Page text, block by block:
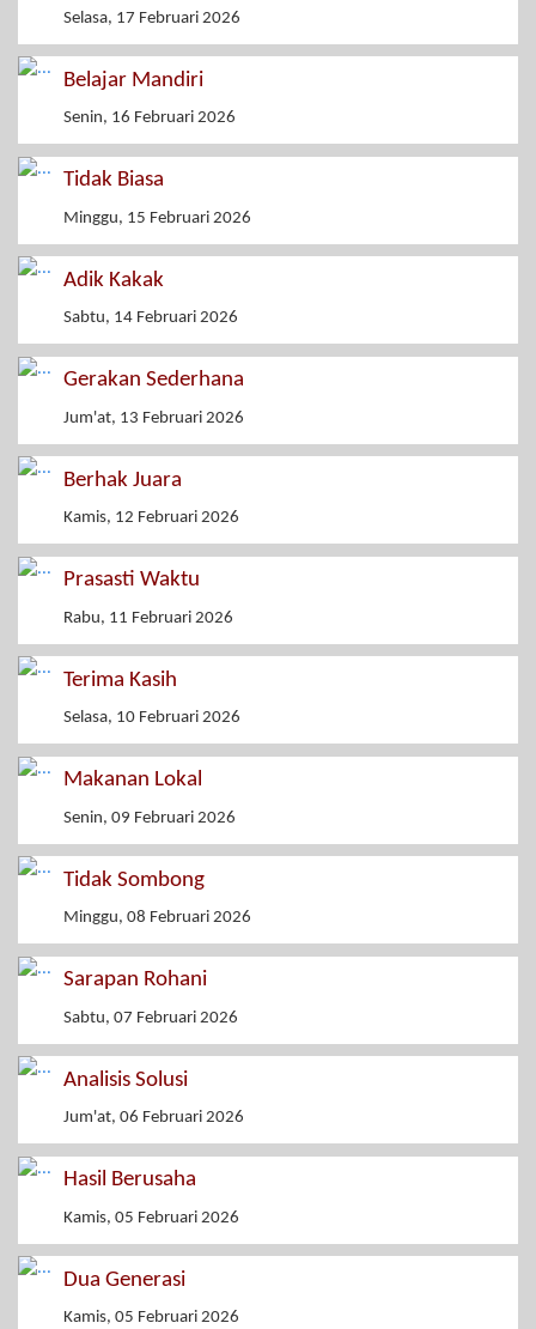
Selasa, 17 Februari 2026
Belajar Mandiri
Senin, 16 Februari 2026
Tidak Biasa
Minggu, 15 Februari 2026
Adik Kakak
Sabtu, 14 Februari 2026
Gerakan Sederhana
Jum'at, 13 Februari 2026
Berhak Juara
Kamis, 12 Februari 2026
Prasasti Waktu
Rabu, 11 Februari 2026
Terima Kasih
Selasa, 10 Februari 2026
Makanan Lokal
Senin, 09 Februari 2026
Tidak Sombong
Minggu, 08 Februari 2026
Sarapan Rohani
Sabtu, 07 Februari 2026
Analisis Solusi
Jum'at, 06 Februari 2026
Hasil Berusaha
Kamis, 05 Februari 2026
Dua Generasi
Kamis, 05 Februari 2026